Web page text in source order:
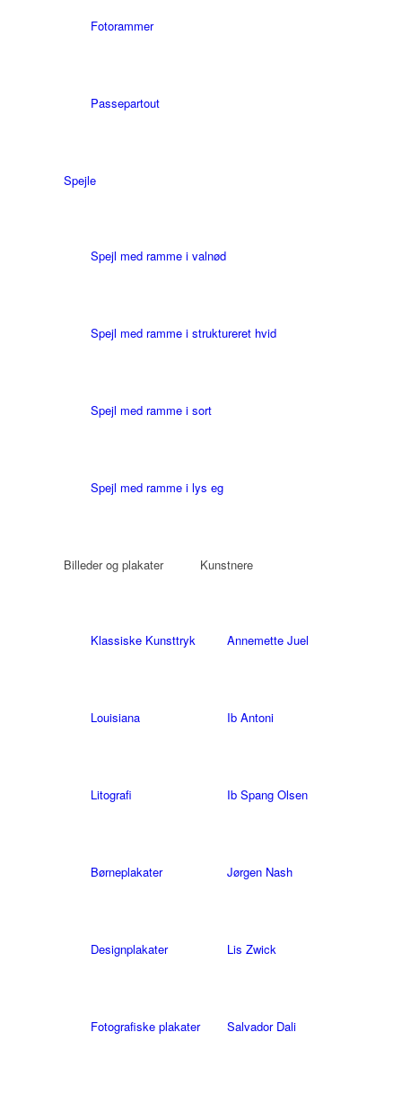
Fotorammer
Passepartout
Spejle
Spejl med ramme i valnød
Spejl med ramme i struktureret hvid
Spejl med ramme i sort
Spejl med ramme i lys eg
Billeder og plakater
Klassiske Kunsttryk
Louisiana
Litografi
Børneplakater
Designplakater
Fotografiske plakater
Kunstnere
Annemette Juel
Ib Antoni
Ib Spang Olsen
Jørgen Nash
Lis Zwick
Salvador Dali